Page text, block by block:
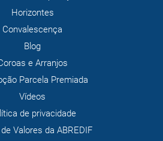
Horizontes
Convalescença
Blog
e Arranjos
Parcela Premiada
Vídeos
de privacidade
Valores da ABREDIF